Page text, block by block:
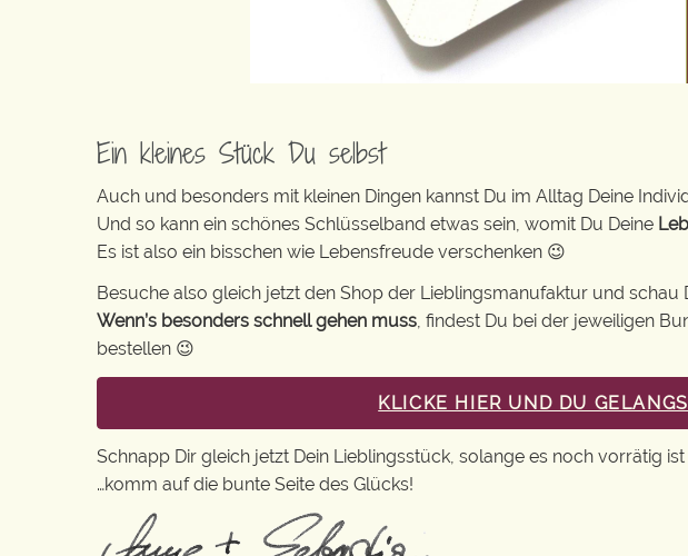
Ein kleines Stück Du selbst
Auch und besonders mit kleinen Dingen kannst Du im Alltag Deine
Und so kann ein schönes Schlüsselband etwas sein, womit Du Deine
Es ist also ein bisschen wie Lebensfreude verschenken 😉
Besuche also gleich jetzt den Shop der Lieblingsmanufaktur und schau
Wenn’s besonders schnell gehen muss, findest Du bei der jeweiligen
bestellen 😉
KLICKE HIER UND DU
Schnapp Dir gleich jetzt Dein Lieblingsstück, solange es noch vorrätig ist
…komm auf die bunte Seite des Glücks!